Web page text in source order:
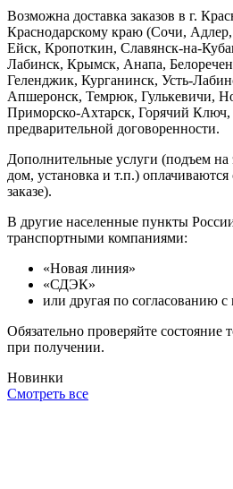
Возможна доставка заказов в г.
Краснодарскому краю (Сочи,
Ейск, Кропоткин, Славянск-на-
Лабинск, Крымск, Анапа,
Геленджик, Курганинск, Усть-
Апшеронск, Темрюк, Гулькевичи,
Приморско-Ахтарск, Горячий
предварительной договоренности.
Дополнительные услуги (подъем на
дом, установка и т.п.)
заказе).
В другие населенные пункты
транспортными компаниями:
«Новая линия»
«СДЭК»
или другая по согласованию
Обязательно проверяйте состояние
при получении.
Новинки
Смотреть все